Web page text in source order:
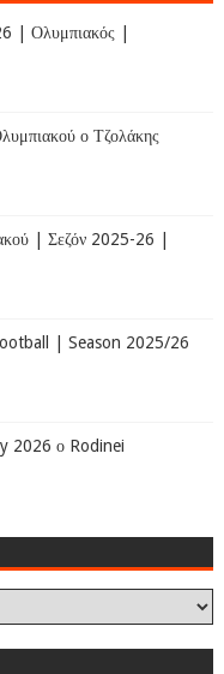
| Ολυμπιακός |
ο Τζολάκης
| Σεζόν 2025-26 |
| Season 2025/26
2026 ο Rodinei